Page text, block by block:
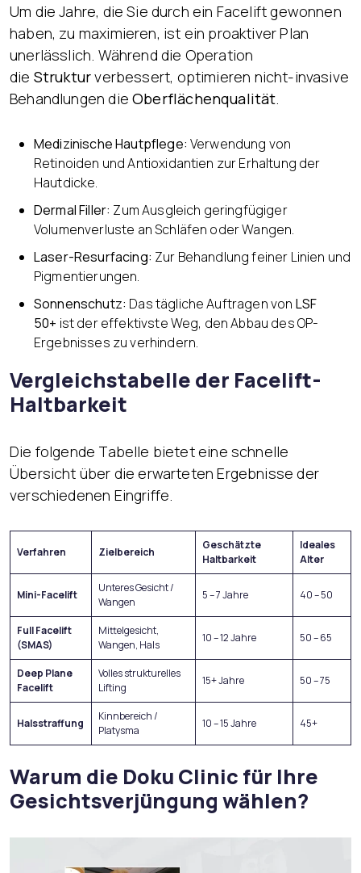
Um die Jahre, die Sie durch ein Facelift gewonnen
haben, zu maximieren, ist ein proaktiver Plan
unerlässlich. Während die Operation
die Strukturverbessert, optimieren nicht-invasive
Behandlungen dieOberflächenqualität
Medizinische Hautpflege: Verwendung von
Retinoiden und Antioxidantien zur Erhaltung der
Hautdicke.
Dermal Filler: Zum Ausgleich geringfügiger
Volumenverluste an Schläfen oder Wangen.
Laser-Resurfacing: Zur Behandlung feiner Linien und
Pigmentierungen.
Sonnenschutz: Das tägliche Auftragen von LSF
50+ ist der effektivste Weg, den Abbau des OP-
Ergebnisses zu verhindern.
Vergleichstabelle der Facelift-
Haltbarkeit
Die folgende Tabelle bietet eine schnelle
Übersicht über die erwarteten Ergebnisse der
verschiedenen Eingriffe.
Verfahren Zielbereich
Geschätzte
Haltbarkeit
Ideales
Alter
Mini-Facelift
Unteres Gesicht /
Wangen
5 – 7 Jahre 40 – 50
Full Facelift
(SMAS)
Mittelgesicht,
Wangen, Hals
10 – 12 Jahre 50 – 65
Deep Plane
Facelift
Volles strukturelles
Lifting
15+ Jahre 50 – 75
Halsstraffung
Kinnbereich /
Platysma
10 – 15 Jahre 45+
Warum die Doku Clinic für Ihre
Gesichtsverjüngung wählen?